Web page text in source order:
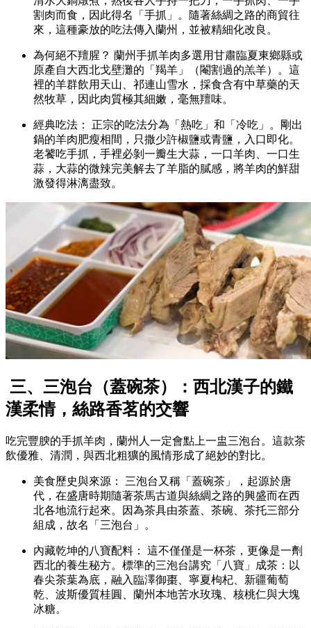
割肉而食，因此得名「手抓」。隨著絲綢之路的商貿往
來，這種豪放的吃法傳入蘭州，並被精細化改良。
為何絕不羶腥？ 蘭州手抓羊肉多選用甘肅臨夏東鄉縣或
原產自大西北戈壁灘的「羯羊」（閹割過的羔羊）。這
裡的羊群飲用天山、祁連山雪水，採食含有中草藥的天
然牧草，因此肉質極其細嫩，毫無羶味。
經典吃法： 正宗的吃法分為「熱吃」和「冷吃」。剛出
鍋的羊肉肥瘦相間，只撒少許椒鹽或青鹽，入口即化。
老饕吃手抓，手裡必剝一瓣生大蒜，一口羊肉、一口生
蒜，大蒜的微辣完美解去了羊脂的膩感，將羊肉的鮮甜
激發得淋漓盡致。
三、三泡台（蓋碗茶）：西北漢子的鐵
漢柔情，絲路香茗的交響
吃完豐腴的手抓羊肉，蘭州人一定會點上一盅三泡台。這款茶
飲優雅、清潤，與西北粗獷的風情形成了絕妙的對比。
美食歷史與來源： 三泡台又稱「蓋碗茶」，起源於唐
代，在盛唐時期隨著茶馬古道與絲綢之路的興盛而在西
北各地流行起來。因為茶具由茶蓋、茶碗、茶托三部分
組成，故名「三泡台」。
內藏乾坤的八寶配料： 這不僅僅是一杯茶，更像是一劑
西北的養生秘方。標準的三泡台講究「八寶」成茶：以
春尖茶葉為底，融入臨澤御棗、寧夏枸杞、新疆葡萄
乾、波斯優質桂圓、蘭州本地苦水玫瑰、核桃仁與大塊
冰糖。